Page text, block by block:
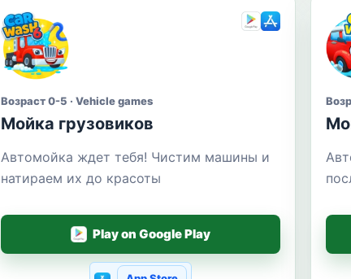
Возраст 0-5 · Vehicle games
Мойка грузовиков
Автомойка ждет тебя! Чистим машины и
натираем их до красоты
Play on Google Play